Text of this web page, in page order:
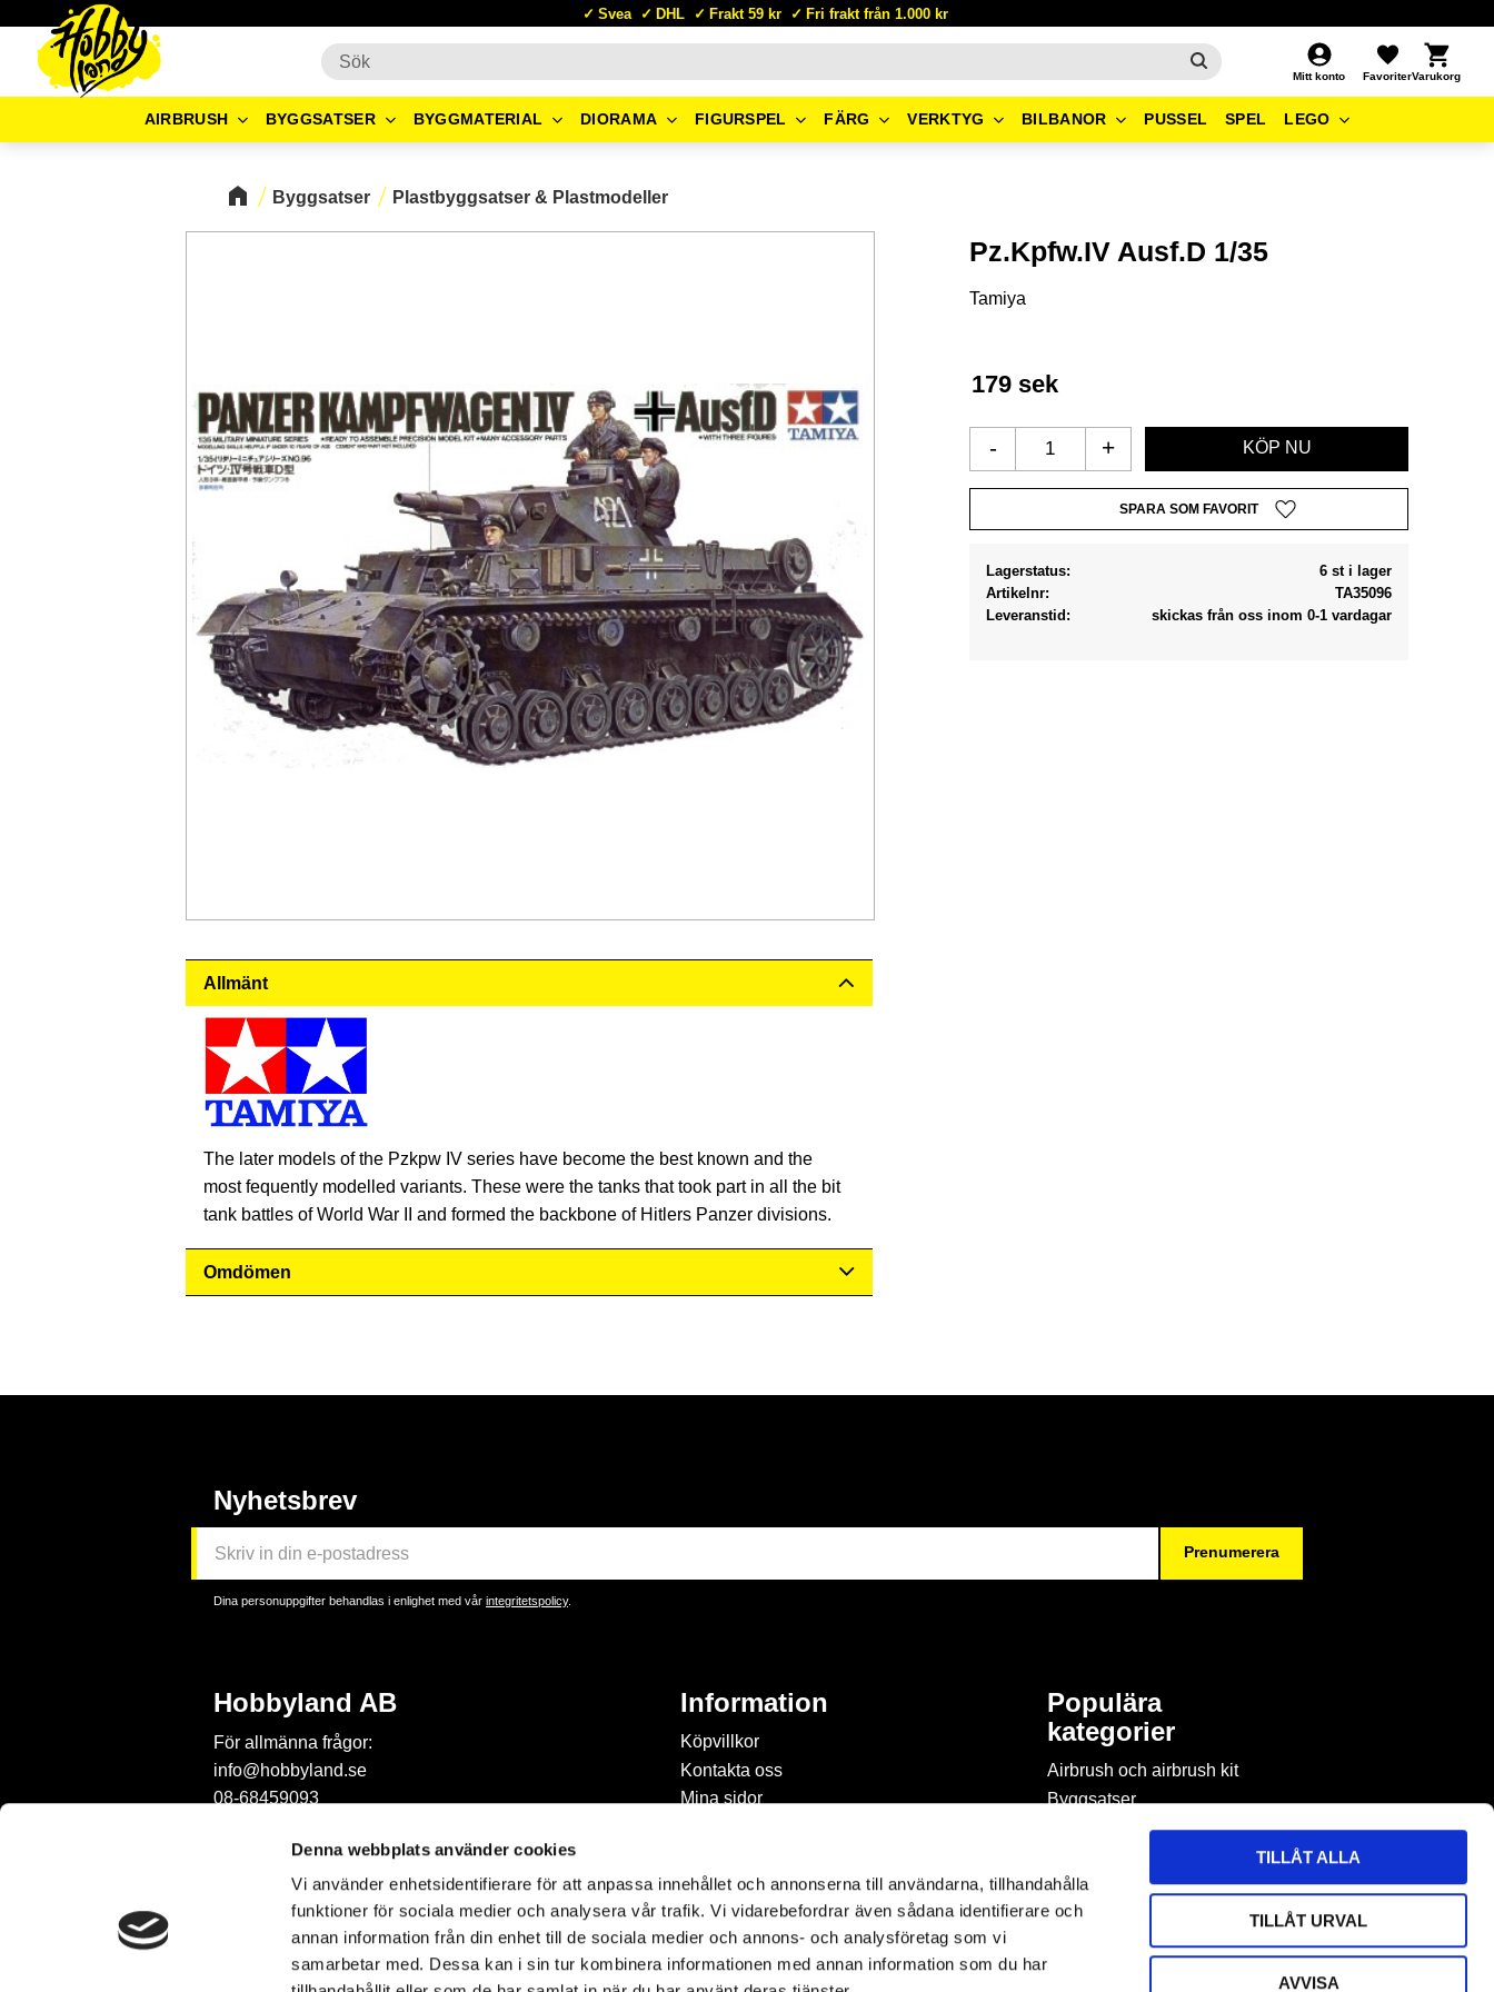
Denna webbplats använder cookies
Vi använder enhetsidentifierare för att anpassa innehållet och annonserna till användarna, tillhandahålla
funktioner för sociala medier och analysera vår trafik. Vi vidarebefordrar även sådana identifierare och
annan information från din enhet till de sociala medier och annons- och analysföretag som vi
samarbetar med. Dessa kan i sin tur kombinera informationen med annan information som du har
TILLÅT ALLA
TILLÅT URVAL
AVVISA
Svea DHL Frakt 59 kr Fri frakt från 1.000 kr
Mitt konto
Favoriter
Kundvagn
AIRBRUSH BYGGSATSER BYGGMATERIAL DIORAMA FIGURSPEL FÄRG VERKTYG BILBANOR PUSSEL SPEL LEGO
Byggsatser Plastbyggsatser & Plastmodeller
Pz.Kpfw.IV Ausf.D 1/35
Tamiya
179 sek
+
-
Lägg till i favoriter
Lagerstatus
6 st i lager
Artikelnr
TA35096
Leveranstid
skickas från oss inom 0-1 vardagar
Allmänt
The later models of the Pzkpw IV series have become the best known and the
most fequently modelled variants. These were the tanks that took part in all the bit
tank battles of World War II and formed the backbone of Hitlers Panzer divisions.
Omdömen
Nyhetsbrev
Prenumerera
Dina personuppgifter behandlas i enlighet med vår integritetspolicy.
Hobbyland AB
För allmänna frågor:
info@hobbyland.se
08-68459093
order@hobbyland.se
08-68459093
vardagar mellan 9-11
Information
Köpvillkor
Kontakta oss
Mina sidor
cookies
Inspiration & Passion
Populära
kategorier
Airbrush och airbrush kit
Byggsatser
Böcker & tidningar om
Byggmaterial
Figurspel